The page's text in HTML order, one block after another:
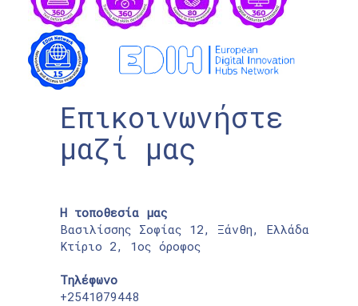
Επικοινωνήστε
μαζί μας
Η τοποθεσία μας
Βασιλίσσης Σοφίας 12, Ξάνθη, Ελλάδα
Κτίριο 2, 1ος όροφος
Τηλέφωνο
+2541079448